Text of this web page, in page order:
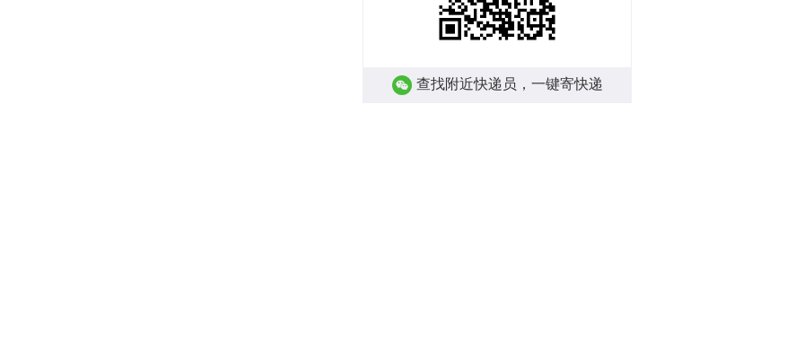
查找附近快递员，一键寄快递